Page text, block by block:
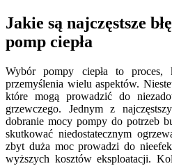
Jakie są najczęstsze
pomp ciepła
Wybór pompy ciepła to proces,
przemyślenia wielu aspektów.
które mogą prowadzić do
grzewczego. Jednym z
dobranie mocy pompy do potrzeb
skutkować niedostatecznym
zbyt duża moc prowadzi do
wyższych kosztów eksploatacji.